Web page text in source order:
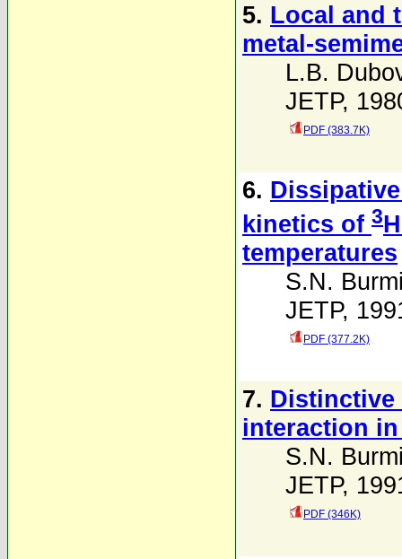
5. Local and
metal-
L.B.
JETP,
PDF (383.7K)
6.
kinetics of 3
temperatures
S.N.
JETP,
PDF (377.2K)
7. Distinctive
interaction
S.N.
JETP,
PDF (346K)